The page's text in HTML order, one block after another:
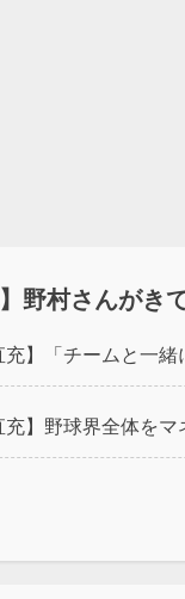
野村さんがき
充】「チームと一
充】野球界全体を